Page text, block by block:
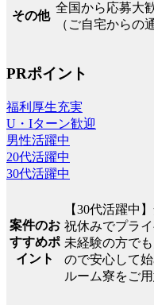
その他
全国から応募大
（ご自宅からの
PRポイント
福利厚生充実
U・Iターン歓迎
男性活躍中
20代活躍中
30代活躍中
案件のお
すすめポ
イント
【30代活躍中
祝休みでプラ
未経験の方で
ので安心して
ルーム寮をご